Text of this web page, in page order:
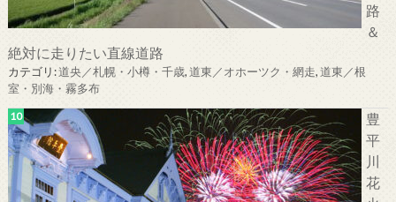
路
＆
絶対に走りたい直線道路
カテゴリ:道央／札幌・小樽・千歳,道東／オホーツク・網走,道東／根
室・別海・霧多布
豊
平
川
花